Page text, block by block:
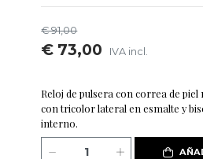
€ 91,00
€ 73,00 IVA incl.
Reloj de pulsera con correa de
con tricolor lateral en esmalte y
interno.